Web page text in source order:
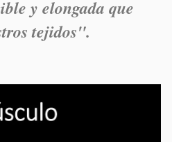
y elongada que
tejidos".